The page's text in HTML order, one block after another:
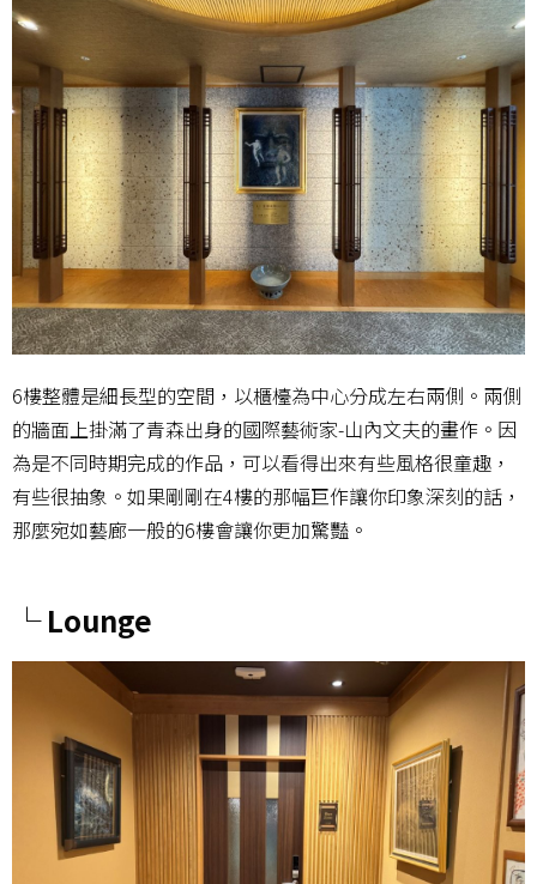
6樓整體是細長型的空間，以櫃檯為中心分成左右兩側。兩側
的牆面上掛滿了青森出身的國際藝術家-山內文夫的畫作。因
為是不同時期完成的作品，可以看得出來有些風格很童趣，
有些很抽象。如果剛剛在4樓的那幅巨作讓你印象深刻的話，
那麼宛如藝廊一般的6樓會讓你更加驚豔。
└ Lounge